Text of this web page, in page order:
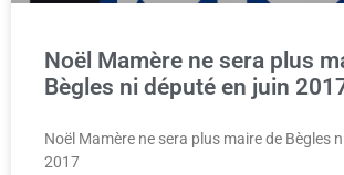
Noël Mamère ne sera plus
Bègles ni député en juin
Noël Mamère ne sera plus maire de Bègles
2017